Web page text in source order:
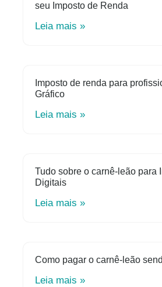
seu Imposto de Renda
Leia mais »
Imposto de renda para
Gráfico
Leia mais »
Tudo sobre o carnê-leão para
Digitais
Leia mais »
Como pagar o carnê-leão
Leia mais »